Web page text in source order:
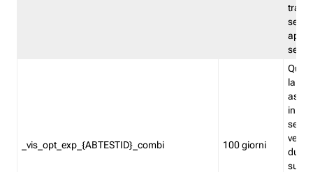
_vis_opt_exp_{ABTESTID}_combi 100 giorni
la
in